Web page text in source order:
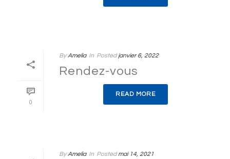
0
By Amelia In Posted janvier 6, 2022
Rendez-vous
READ MORE
By Amelia In Posted mai 14, 2021